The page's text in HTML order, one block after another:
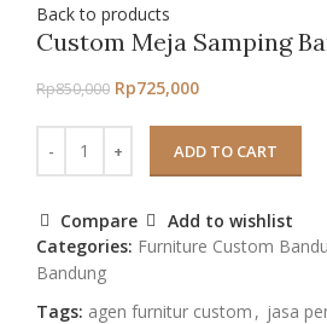
Back to products
Custom Meja Samping
Rp850,000 Rp725,000
ADD TO CART
Compare
Add to wishlist
Categories: Furniture Custom
Bandung
Tags: agen furnitur custom , jasa